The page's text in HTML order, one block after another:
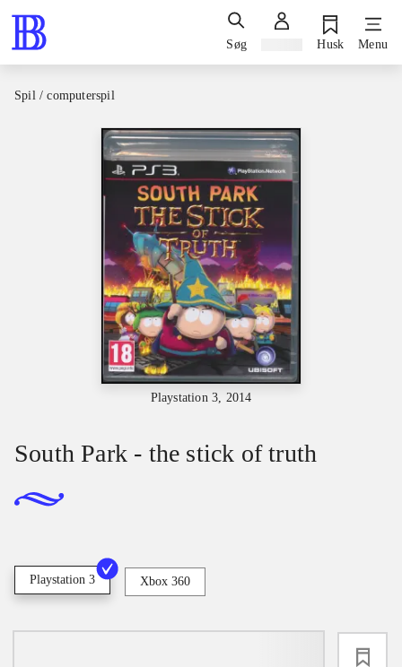
Søg Husk Menu
Spil / computerspil
Playstation 3, 2014
South Park - the stick of truth
Playstation 3 Xbox 360